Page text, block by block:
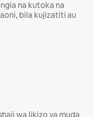
na kutoka na
bila kujizatiti au
wa likizo ya muda